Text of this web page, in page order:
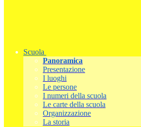
Scuola
Panoramica
Presentazione
I luoghi
Le persone
I numeri della scuola
Le carte della scuola
Organizzazione
La storia